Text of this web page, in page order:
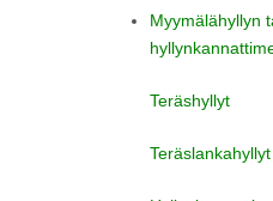
Myymälähyllyn
Teräshyllyt